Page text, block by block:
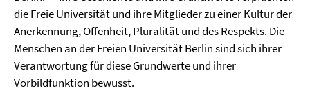
die Freie Universität und ihre Mitglieder zu einer Kultur der
Anerkennung, Offenheit, Pluralität und des Respekts. Die
Menschen an der Freien Universität Berlin sind sich ihrer
Verantwortung für diese Grundwerte und ihrer
Vorbildfunktion bewusst.